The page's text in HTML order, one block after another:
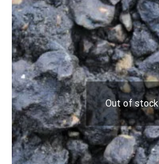
Out of stock